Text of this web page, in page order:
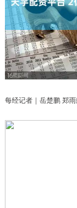
每经记者｜岳楚鹏 郑